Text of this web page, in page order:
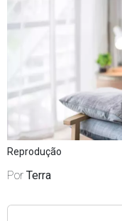
Reprodução
Por Terra